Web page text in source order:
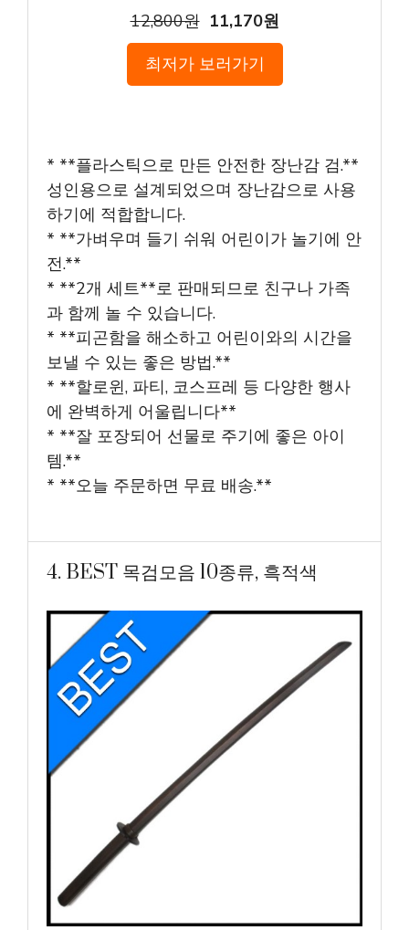
12,800원 11,170원
최저가 보러가기
* **플라스틱으로 만든 안전한 장난감 검.**
성인용으로 설계되었으며 장난감으로 사용
하기에 적합합니다.
* **가벼우며 들기 쉬워 어린이가 놀기에 안
전.**
* **2개 세트**로 판매되므로 친구나 가족
과 함께 놀 수 있습니다.
* **피곤함을 해소하고 어린이와의 시간을
보낼 수 있는 좋은 방법.**
* **할로윈, 파티, 코스프레 등 다양한 행사
에 완벽하게 어울립니다**
* **잘 포장되어 선물로 주기에 좋은 아이
템.**
* **오늘 주문하면 무료 배송.**
4. BEST 목검모음 10종류, 흑적색